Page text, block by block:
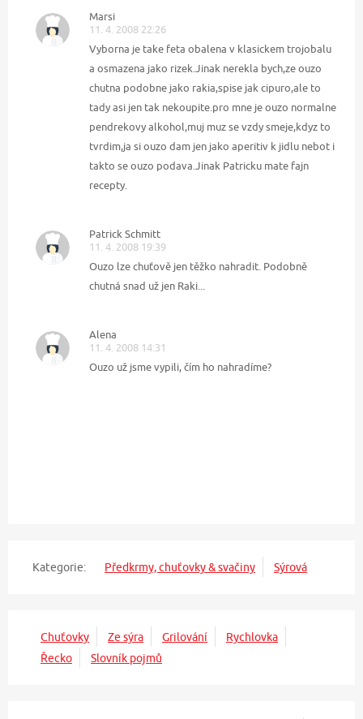
Marsi
11. 4. 2008 22:26
Vyborna je take feta obalena v klasickem trojobalu
a osmazena jako rizek.Jinak nerekla bych,ze ouzo
chutna podobne jako rakia,spise jak cipuro,ale to
tady asi jen tak nekoupite.pro mne je ouzo normalne
pendrekovy alkohol,muj muz se vzdy smeje,kdyz to
tvrdim,ja si ouzo dam jen jako aperitiv k jidlu nebot i
takto se ouzo podava.Jinak Patricku mate fajn
recepty.
Patrick Schmitt
11. 4. 2008 19:39
Ouzo lze chuťově jen těžko nahradit. Podobně
chutná snad už jen Raki...
Alena
11. 4. 2008 14:31
Ouzo už jsme vypili, čím ho nahradíme?
Kategorie: Předkrmy, chuťovky & svačiny Sýrová
Chuťovky Ze sýra Grilování
Rychlovka
Řecko
Slovník pojmů